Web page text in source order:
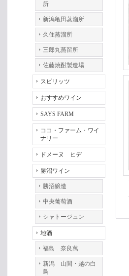
所
新潟亀田蒸溜所
久住蒸溜所
三郎丸蒸留所
佐藤焼酎製造場
スピリッツ
おすすめワイン
SAYS FARM
ココ・ファーム・ワイ
ナリー
ドメーヌ ヒデ
勝沼ワイン
勝沼醸造
中央葡萄酒
シャトージュン
地酒
福島 奈良萬
新潟 山間・越の白
鳥